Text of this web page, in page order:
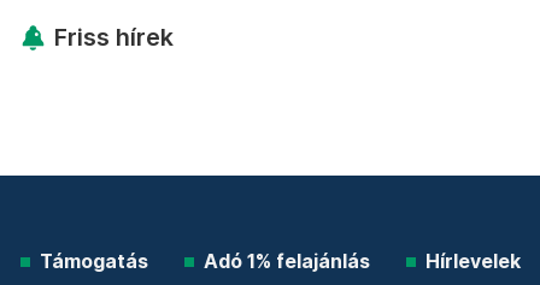
Friss hírek
Támogatás Adó 1% felajánlás Hírlevelek